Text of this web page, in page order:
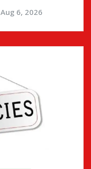
Aug 6, 2026